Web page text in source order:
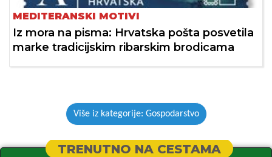
MEDITERANSKI MOTIVI
Iz mora na pisma: Hrvatska pošta posvetila
marke tradicijskim ribarskim brodicama
Više iz kategorije: Gospodarstvo
TRENUTNO NA CESTAMA